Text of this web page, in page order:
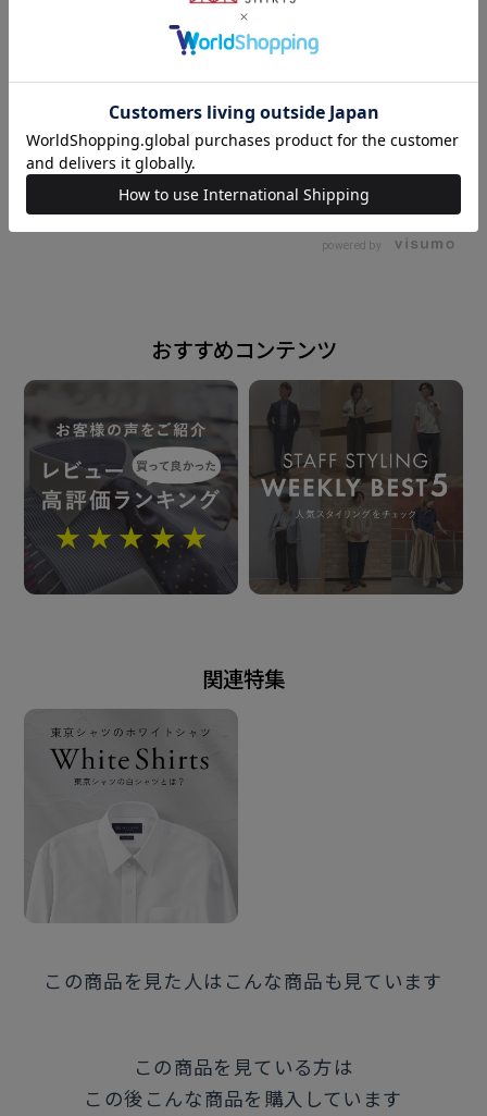
レギュラーカラー
カフリンクス使用可能な兼用カフス
（アジャストボタン）
中丸カフス
胸ポケット（左胸）付き（ホームベース型）
背タック・背ダーツなし
前立：裏前立仕様
発売日
2026年1月22日
この商品に対するお問い合わせ
M
169cm S
170cm
powered by
おすすめコンテンツ
関連特集
この商品を見た人はこんな商品も見ています
この商品を見ている方は
この後こんな商品を購入しています